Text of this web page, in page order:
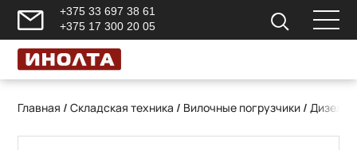
+375 33 697 38 61
+375 17 300 20 05
Главная /Складская техника / Вилочные погрузчики /